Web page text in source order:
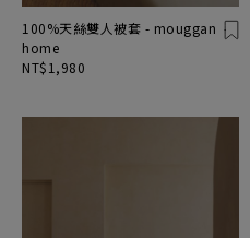
100%天絲雙人被套 - mouggan
home
NT$1,980